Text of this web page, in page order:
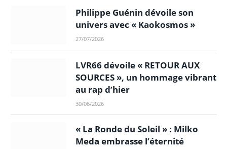
Philippe Guénin dévoile son
univers avec « Kaokosmos »
27/07/2026
LVR66 dévoile « RETOUR AUX
SOURCES », un hommage vibrant
au rap d’hier
30/06/2026
« La Ronde du Soleil » : Milko
Meda embrasse l’éternité